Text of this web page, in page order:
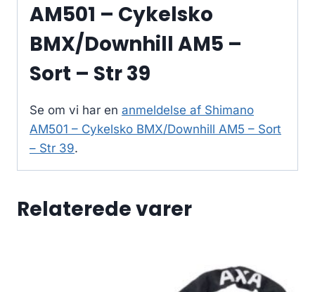
AM501 – Cykelsko
BMX/Downhill AM5 –
Sort – Str 39
Se om vi har en anmeldelse af Shimano
AM501 – Cykelsko BMX/Downhill AM5 – Sort
– Str 39.
Relaterede varer